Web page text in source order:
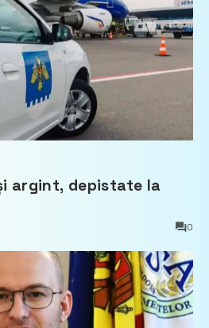
argint, depistate la
0